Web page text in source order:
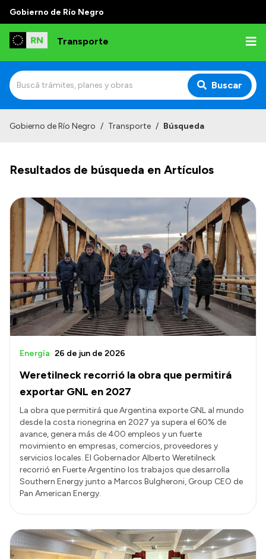
Gobierno de Río Negro
Transporte
Buscar
Funciones
Autoridades
Delegaciones
Normativa
Transparencia
Presupuesto
Boletín Oficial
Compras y licitaciones
Consulta de pago a proveedores
Convocatorias
Intranet
Login
Gobierno de Río Negro / Transporte / Búsqueda
Resultados de búsqueda en Artículos
Weretilneck recorrió la obra que permitirá
exportar GNL en 2027
Energía 26 de jun de 2026
La obra que permitirá que Argentina exporte GNL al mundo
desde la costa rionegrina en 2027 ya supera el 60% de
avance, genera más de 400 empleos y un fuerte
movimiento en empresas, comercios, proveedores y
servicios locales. El Gobernador Alberto Weretilneck
recorrió en Fuerte Argentino los trabajos que desarrolla
Southern Energy junto a Marcos Bulgheroni, Group CEO de
Pan American Energy.